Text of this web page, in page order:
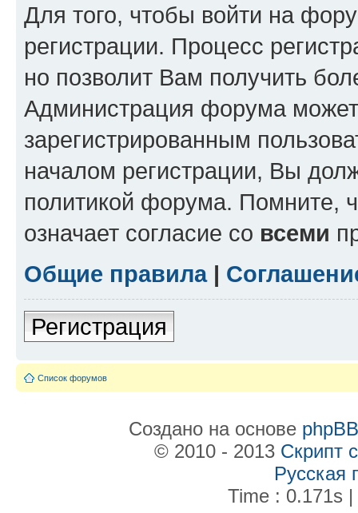
Для того, чтобы войти на
регистрации. Процесс
но позволит Вам получить
Администрация форума может
зарегистрированным
началом регистрации, Вы
политикой форума. Помните,
означает согласие со всеми
Общие правила|
Регистрация
Список форумов
Создано на основе phpBB
© 2010 - 2013 Скрипт
Русская
Time : 0.171s